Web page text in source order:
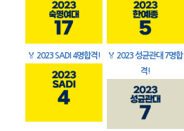
🏅 2023 SADI 4명합격! 🏅 2023 성균관대 7명합
격!